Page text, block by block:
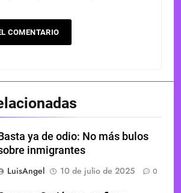
ya de odio: No más bulos
inmigrantes
LuisAngel
10 de julio de 2025 0